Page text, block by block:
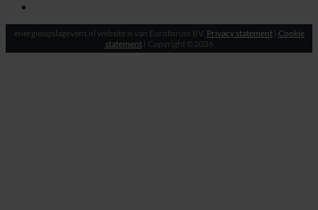
energieopslagevent.nl website is van Euroforum BV. Privacy statement| Cookie
statement| Copyright ©2026